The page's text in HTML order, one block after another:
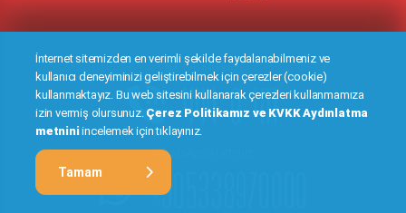
İletişim Merkezi
444 0 411
WhatsApp Hattımız
+905338970000
İnternet sitemizden en verimli şekilde faydalanabilmeniz ve
kullanıcı deneyiminizi geliştirebilmek için çerezler (cookie)
kullanmaktayız. Bu web sitesini kullanarak çerezleri kullanmamıza
izin vermiş olursunuz. Çerez Politikamız ve KVKK Aydınlatma
metniniincelemek için tıklayınız.
Tamam